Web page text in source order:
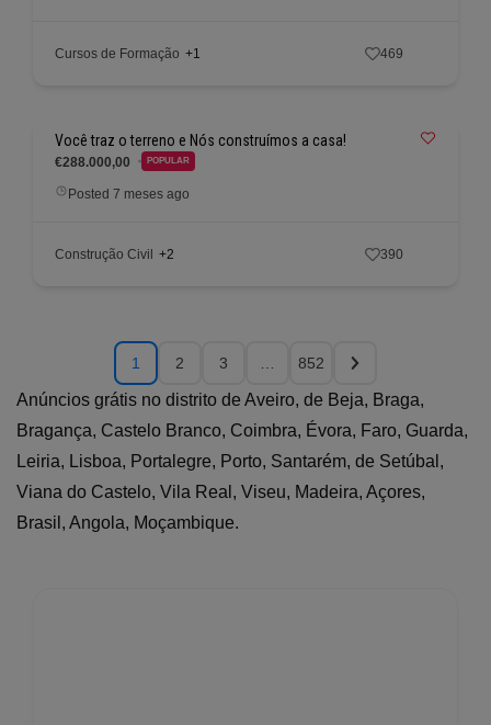
Cursos de Formação +1 469
Você traz o terreno e Nós construímos a casa!
€288.000,00 POPULAR
Posted 7 meses ago
Construção Civil +2 390
1 2 3 852
Anúncios grátis no distrito de Aveiro, de Beja, Braga,
Bragança, Castelo Branco, Coimbra, Évora, Faro, Guarda,
Leiria, Lisboa, Portalegre, Porto, Santarém, de Setúbal,
Viana do Castelo, Vila Real, Viseu, Madeira, Açores,
Brasil, Angola, Moçambique.